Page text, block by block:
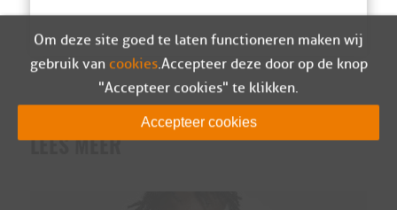
LEES MEER
Om deze site goed te laten functioneren maken wij
gebruik van cookies. Accepteer deze door op de knop
"Accepteer cookies" te klikken.
Accepteer cookies